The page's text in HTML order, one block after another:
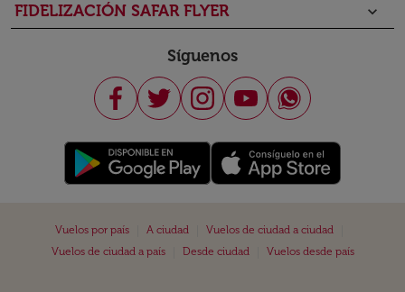
FIDELIZACIÓN SAFAR FLYER keyboard_arrow_down
Síguenos
Vuelos por país A ciudad Vuelos de ciudad a ciudad
Vuelos de ciudad a país
Desde ciudad Vuelos desde país